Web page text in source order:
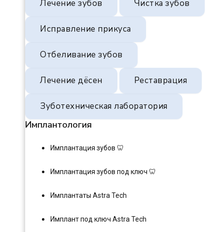
Лечение зубов Чистка зубов
Исправление прикуса
Отбеливание зубов
Лечение дёсен Реставрация
Зуботехническая лаборатория
Имплантология
Имплантация зубов 🦷
Имплантация зубов под ключ 🦷
Имплантаты Astra Tech
Имплант под ключ Astra Tech